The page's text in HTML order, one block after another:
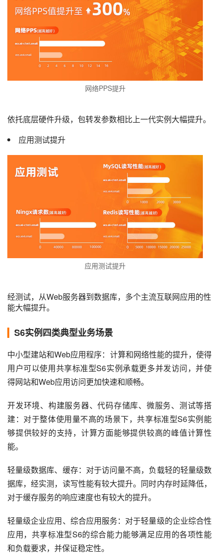
网络PPS提升
依托底层硬件升级，包转发参数相比上一代实例大幅提升。
应用测试提升
应用测试提升
经测试，从Web服务器到数据库，多个主流互联网应用的性
能大幅提升。
S6实例四类典型业务场景
中小型建站和Web应用程序：计算和网络性能的提升，使得
用户可以使用共享标准型S6实例承载更多并发访问，并使
得网站和Web应用访问更加快速和顺畅。
开发环境、构建服务器、代码存储库、微服务、测试等搭
建：对于整体使用量不高的场景下，共享标准型S6实例能
够提供较好的支持，计算方面能够提供较高的峰值计算性
能。
轻量级数据库、缓存：对于访问量不高，负载轻的轻量级数
据库，经实测，读写性能有较大提升。同时内存时延降低，
对于缓存服务的响应速度也有较大的提升。
轻量级企业应用、综合应用服务：对于轻量级的企业综合性
应用，共享标准型S6的综合能力能够满足应用的各项性能
和负载要求，并保证稳定性。